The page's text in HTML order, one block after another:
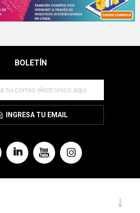
BOLETÍN
INGRESA TU EMAIL